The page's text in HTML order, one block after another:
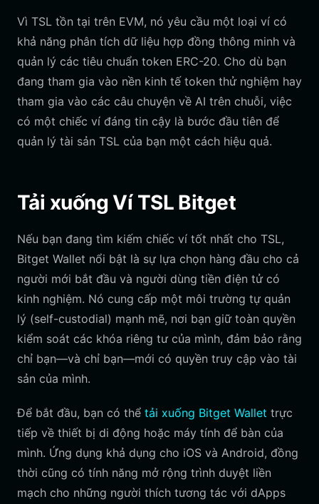
Vì TSL tồn tại trên EVM, nó yêu cầu một loại ví có
khả năng phân tích dữ liệu hợp đồng thông minh và
quản lý các tiêu chuẩn token ERC-20. Cho dù bạn
đang tham gia vào nền kinh tế token thử nghiệm hay
tham gia vào các câu chuyện về AI trên chuỗi, việc
có một chiếc ví đáng tin cậy là bước đầu tiên để
quản lý tài sản TSL của bạn một cách hiệu quả.
Tải xuống Ví TSL Bitget
Nếu bạn đang tìm kiếm chiếc ví tốt nhất cho TSL,
Bitget Wallet nổi bật là sự lựa chọn hàng đầu cho cả
người mới bắt đầu và người dùng tiền điện tử có
kinh nghiệm. Nó cung cấp một môi trường tự quản
lý (self-custodial) mạnh mẽ, nơi bạn giữ toàn quyền
kiểm soát các khóa riêng tư của mình, đảm bảo rằng
chỉ bạn—và chỉ bạn—mới có quyền truy cập vào tài
sản của mình.
Để bắt đầu, bạn có thể tải xuống Bitget Wallet trực
tiếp về thiết bị di động hoặc máy tính để bàn của
mình. Ứng dụng khả dụng cho iOS và Android, đồng
thời cũng có tính năng mở rộng trình duyệt liền
mạch cho những người thích tương tác với dApps